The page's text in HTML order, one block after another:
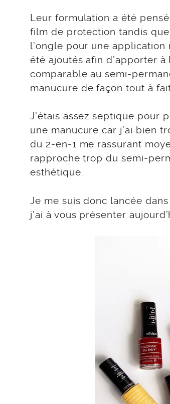
Leur formulation a été
film de protection tandis
l’ongle pour une
été ajoutés afin d’apporter
comparable au semi-
manucure de façon tout à
J’étais assez septique pour
une manucure car j’ai bien
du 2-en-1 me rassurant
rapproche trop du semi-
esthétique.
Je me suis donc lancée
j’ai à vous présenter